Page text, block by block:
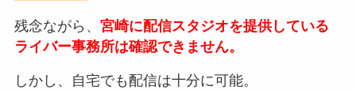
残念ながら、 宮崎に配信スタジオを提供している
ライバー事務所は確認できません。
しかし、自宅でも配信は十分に可能。